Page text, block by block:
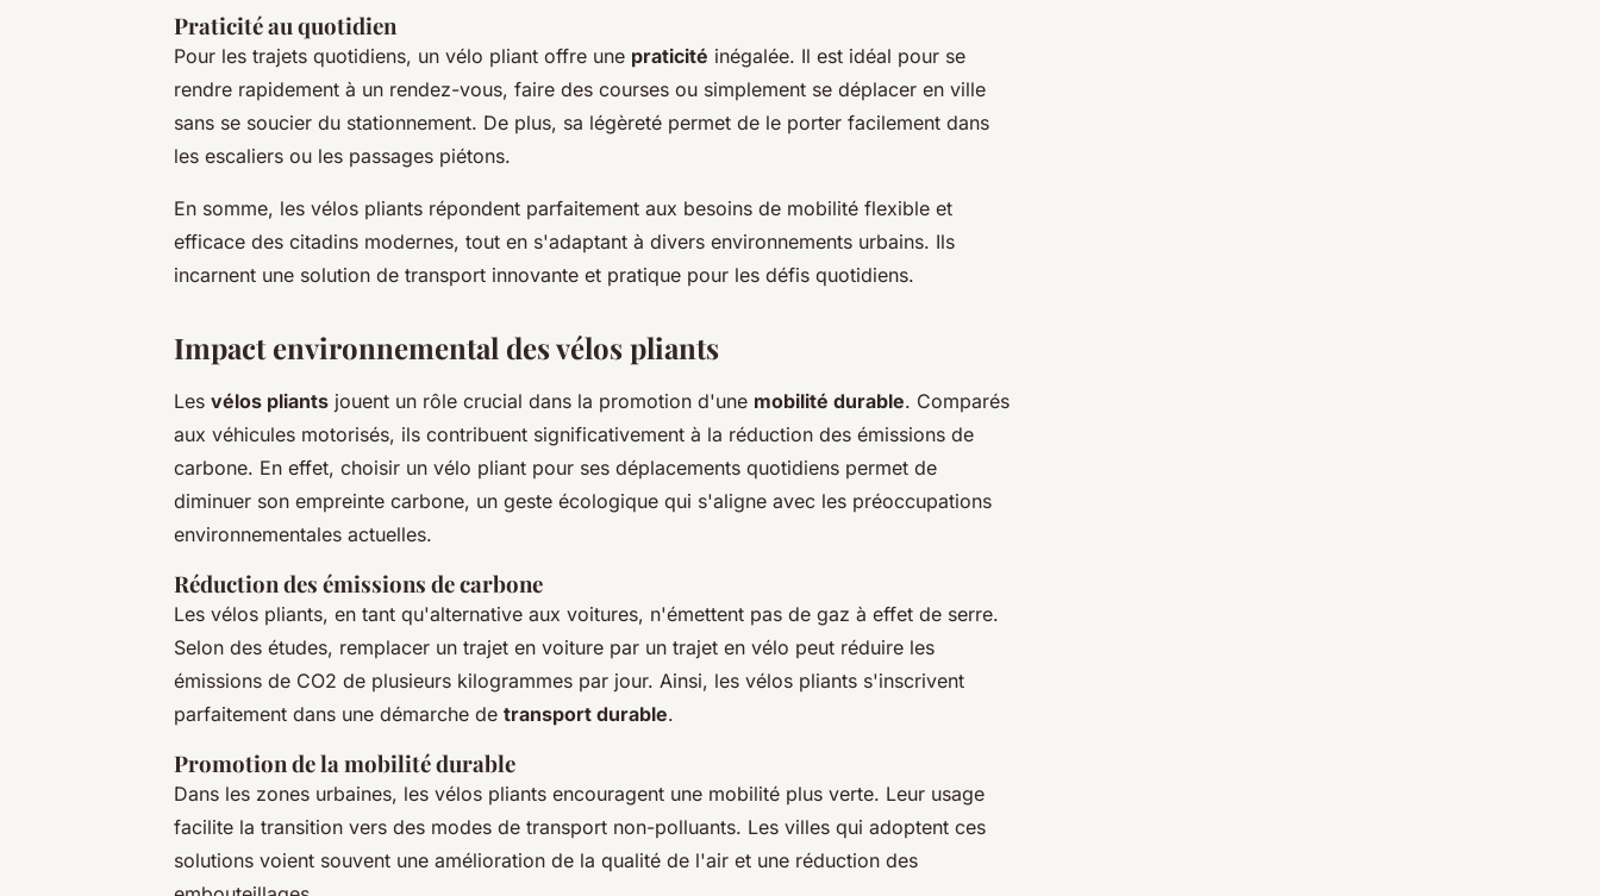
Praticité au quotidien
Pour les trajets quotidiens, un vélo pliant offre une praticité inégalée. Il est idéal pour se
rendre rapidement à un rendez-vous, faire des courses ou simplement se déplacer en ville
sans se soucier du stationnement. De plus, sa légèreté permet de le porter facilement dans
les escaliers ou les passages piétons.
En somme, les vélos pliants répondent parfaitement aux besoins de mobilité flexible et
efficace des citadins modernes, tout en s'adaptant à divers environnements urbains. Ils
incarnent une solution de transport innovante et pratique pour les défis quotidiens.
Impact environnemental des vélos pliants
Les vélos pliants jouent un rôle crucial dans la promotion d'une mobilité durable. Comparés
aux véhicules motorisés, ils contribuent significativement à la réduction des émissions de
carbone. En effet, choisir un vélo pliant pour ses déplacements quotidiens permet de
diminuer son empreinte carbone, un geste écologique qui s'aligne avec les préoccupations
environnementales actuelles.
Réduction des émissions de carbone
Les vélos pliants, en tant qu'alternative aux voitures, n'émettent pas de gaz à effet de serre.
Selon des études, remplacer un trajet en voiture par un trajet en vélo peut réduire les
émissions de CO2 de plusieurs kilogrammes par jour. Ainsi, les vélos pliants s'inscrivent
parfaitement dans une démarche de transport durable.
Promotion de la mobilité durable
Dans les zones urbaines, les vélos pliants encouragent une mobilité plus verte. Leur usage
facilite la transition vers des modes de transport non-polluants. Les villes qui adoptent ces
solutions voient souvent une amélioration de la qualité de l'air et une réduction des